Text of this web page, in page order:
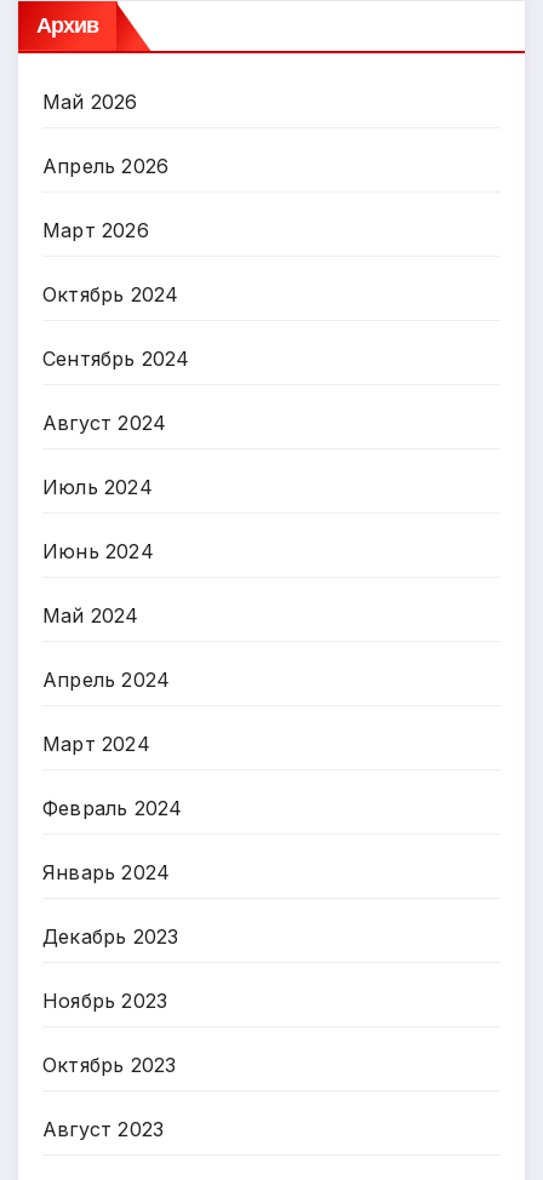
Архив
Май 2026
Апрель 2026
Март 2026
Октябрь 2024
Сентябрь 2024
Август 2024
Июль 2024
Июнь 2024
Май 2024
Апрель 2024
Март 2024
Февраль 2024
Январь 2024
Декабрь 2023
Ноябрь 2023
Октябрь 2023
Август 2023